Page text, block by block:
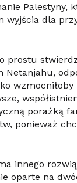
Palestyny,
dla
prostu
Netanjahu,
porażką
ponieważ
innego
oparte na